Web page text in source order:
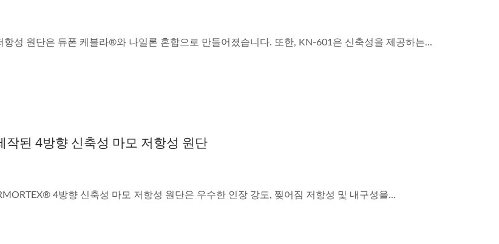
항성 원단은 듀폰 케블라®와 나일론 혼합으로 만들어졌습니다. 또한, KN-601은 신축성을 제공하는...
된 4방향 신축성 마모 저항성 원단
4방향 신축성 마모 저항성 원단은 우수한 인장 강도, 찢어짐 저항성 및 내구성을...